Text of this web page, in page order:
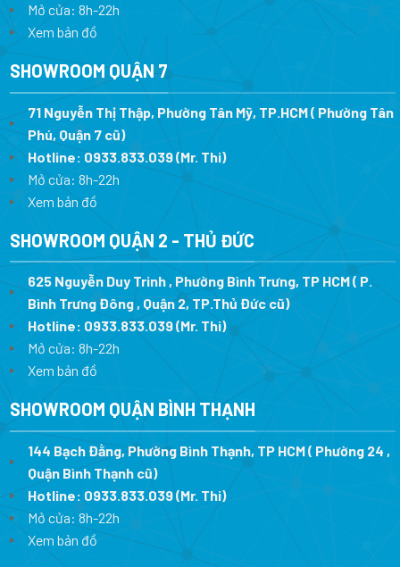
Mở cửa: 8h-22h
Xem bản đồ
SHOWROOM QUẬN 7
71 Nguyễn Thị Thập, Phường Tân Mỹ, TP.HCM ( Phường Tân
Phú, Quận 7 cũ)
Hotline: 0933.833.039(Mr. Thi)
Mở cửa: 8h-22h
Xem bản đồ
SHOWROOM QUẬN 2 - THỦ ĐỨC
625 Nguyễn Duy Trinh , Phường Bình Trưng, TP HCM ( P.
Bình Trưng Đông , Quận 2, TP.Thủ Đức cũ)
Hotline: 0933.833.039(Mr. Thi)
Mở cửa: 8h-22h
Xem bản đồ
SHOWROOM QUẬN BÌNH THẠNH
144 Bạch Đằng, Phường Bình Thạnh, TP HCM ( Phường 24 ,
Quận Bình Thạnh cũ)
Hotline: 0933.833.039(Mr. Thi)
Mở cửa: 8h-22h
Xem bản đồ